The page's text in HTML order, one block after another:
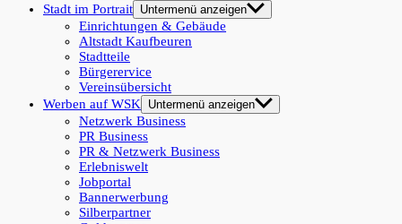
Stadt im Portrait Untermenü anzeigen
Einrichtungen & Gebäude
Altstadt Kaufbeuren
Stadtteile
Bürgerervice
Vereinsübersicht
Werben auf WSK
Untermenü anzeigen
Netzwerk Business
PR Business
PR & Netzwerk Business
Erlebniswelt
Jobportal
Bannerwerbung
Silberpartner